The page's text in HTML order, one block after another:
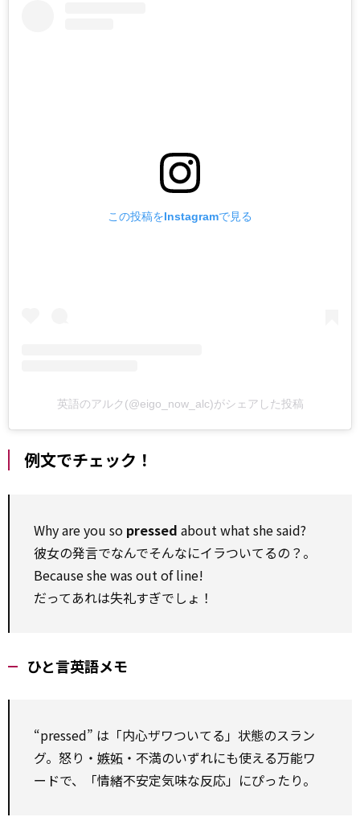
この投稿をInstagramで見る
英語のアルク(@eigo_now_alc)がシェアした投稿
例文でチェック！
Why are you so pressed about what she said?
彼女の発言でなんでそんなにイラついてるの？。
Because she was out of line!
だってあれは失礼すぎでしょ！
ひと言英語メモ
“pressed” は「内心ザワついてる」状態のスラン
グ。怒り・ 嫉妬 ・不満のいずれにも使える万能ワ
ードで、「情緒不安定気味な反応」にぴったり。